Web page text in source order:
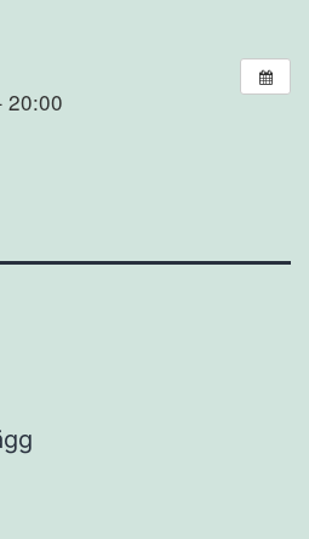
20:00